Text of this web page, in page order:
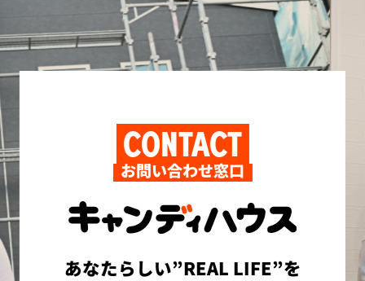
CONTACT
お問い合わせ窓口
あなたらしい”REAL LIFE”を